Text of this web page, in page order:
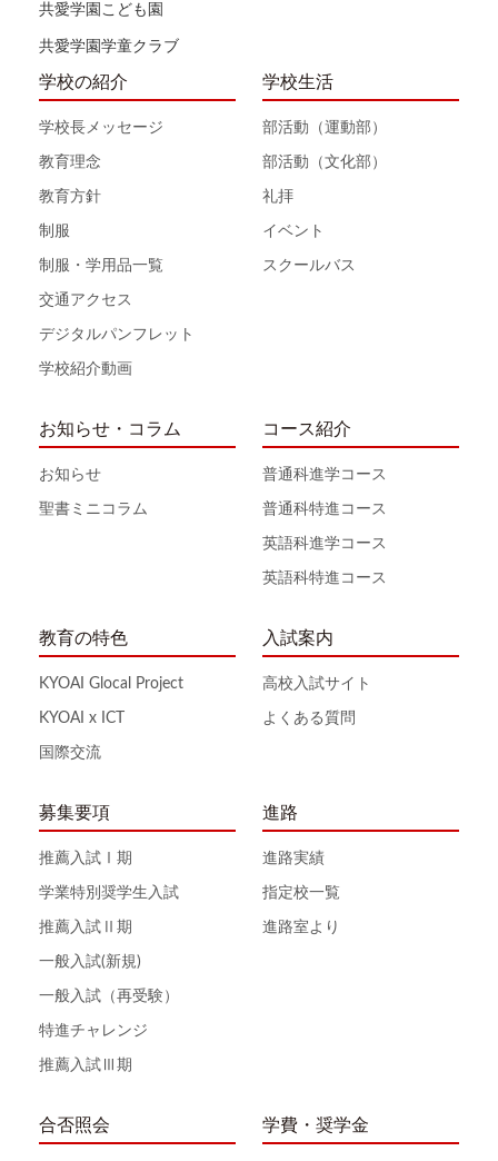
共愛学園こども園
共愛学園学童クラブ
学校の紹介
学校長メッセージ
教育理念
教育方針
制服
制服・学用品一覧
交通アクセス
デジタルパンフレット
学校紹介動画
学校生活
部活動（運動部）
部活動（文化部）
礼拝
イベント
スクールバス
お知らせ・コラム
お知らせ
聖書ミニコラム
コース紹介
普通科進学コース
普通科特進コース
英語科進学コース
英語科特進コース
教育の特色
KYOAI Glocal Project
KYOAI x ICT
国際交流
入試案内
高校入試サイト
よくある質問
募集要項
推薦入試Ⅰ期
学業特別奨学生入試
推薦入試Ⅱ期
一般入試(新規)
一般入試（再受験）
特進チャレンジ
推薦入試Ⅲ期
進路
進路実績
指定校一覧
進路室より
合否照会 学費・奨学金